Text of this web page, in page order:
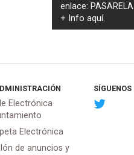
enlace:
+ Infoaquí.
Electrónica
Electrónica
de anuncios y
SÍGUENOS